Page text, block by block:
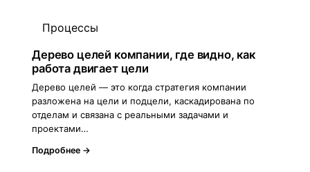
Процессы
Дерево целей компании, где видно, как
работа двигает цели
Дерево целей — это когда стратегия компании
разложена на цели и подцели, каскадирована по
отделам и связана с реальными задачами и
проектами…
Подробнее →